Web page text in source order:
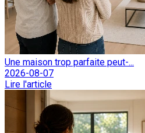
Une maison trop parfaite peut-...
2026-08-07
Lire l'article